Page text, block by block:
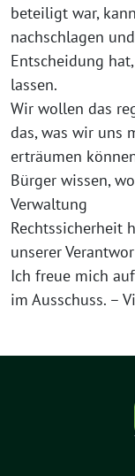
beteiligt war,
nachschlagen
Entscheidung
lassen.
Wir wollen das
das, was wir uns
erträumen
Bürger wissen,
Verwaltung
Rechtssicherheit
unserer
Ich freue mich
im Ausschuss. –